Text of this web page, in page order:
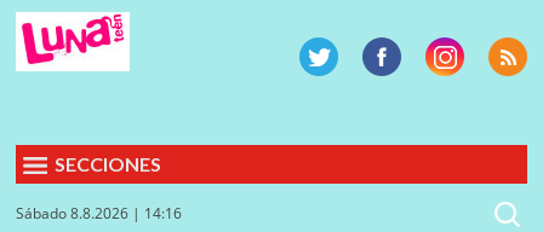
SECCIONES
Sábado 8.8.2026 | 14:16